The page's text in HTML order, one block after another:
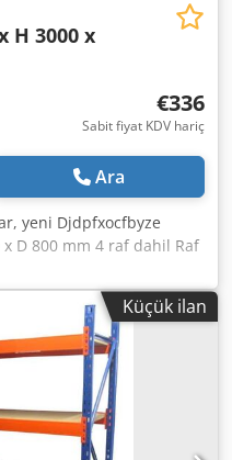
H 3000 x
€336
Sabit fiyat KDV hariç
Ara
yeni Djdpfxocfbyze
D 800 mm 4 raf dahil Raf
kg #-#-#-#-#-#-#-#-#-#-#-
oluşur: 2x raf
çapraz ve diyagonal
8x çapraz çubuk
raf 2430x745mm,
Küçük ilan